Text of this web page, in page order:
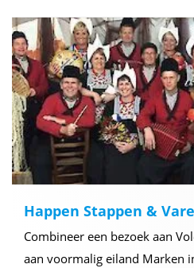
Happen Stappen &
Combineer een bezoek aan
aan voormalig eiland Marken